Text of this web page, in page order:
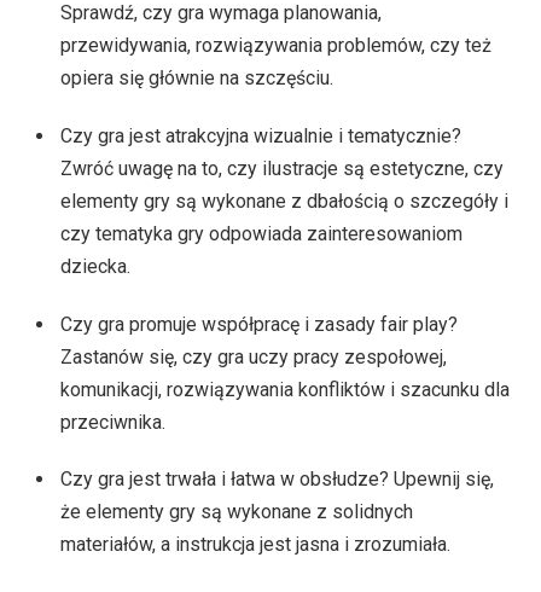
Sprawdź, czy gra wymaga planowania,
przewidywania, rozwiązywania problemów, czy też
opiera się głównie na szczęściu.
Czy gra jest atrakcyjna wizualnie i tematycznie?
Zwróć uwagę na to, czy ilustracje są estetyczne, czy
elementy gry są wykonane z dbałością o szczegóły i
czy tematyka gry odpowiada zainteresowaniom
dziecka.
Czy gra promuje współpracę i zasady fair play?
Zastanów się, czy gra uczy pracy zespołowej,
komunikacji, rozwiązywania konfliktów i szacunku dla
przeciwnika.
Czy gra jest trwała i łatwa w obsłudze? Upewnij się,
że elementy gry są wykonane z solidnych
materiałów, a instrukcja jest jasna i zrozumiała.